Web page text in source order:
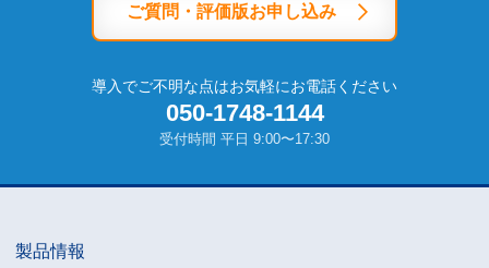
ご質問・評価版お申し込み
導入でご不明な点はお気軽にお電話ください
050-1748-1144
受付時間 平日 9:00〜17:30
製品情報